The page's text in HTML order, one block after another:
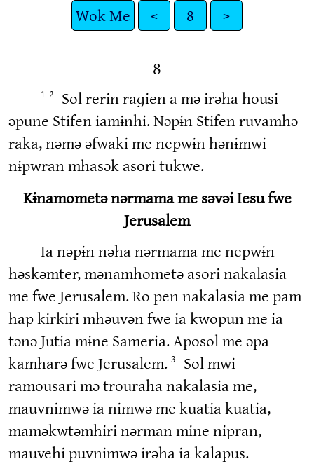
Wok Me < 8 >
8
1-2
Sol rerɨn raɡien a mə irəha housi
əpune Stifen iamɨnhi. Nəpɨn Stifen ruvamhə
raka, nəmə əfwaki me nepwɨn hənɨmwi
nɨpwran mhasək asori tukwe.
Kɨnamometə nərmama me səvəi Iesu fwe
Jerusalem
Ia nəpɨn nəha nərmama me nepwɨn
həskəmter, mənamhometə asori nakalasia
me fwe Jerusalem. Ro pen nakalasia me pam
hap kɨrkɨri mhəuvən fwe ia kwopun me ia
tənə Jutia mɨne Sameria. Aposol me əpa
kamharə fwe Jerusalem. 3
Sol mwi
ramousari mə trouraha nakalasia me,
mauvnimwə ia nimwə me kuatia kuatia,
maməkwtəmhiri nərman mɨne nɨpran,
mauvehi puvnimwə irəha ia kalapus.